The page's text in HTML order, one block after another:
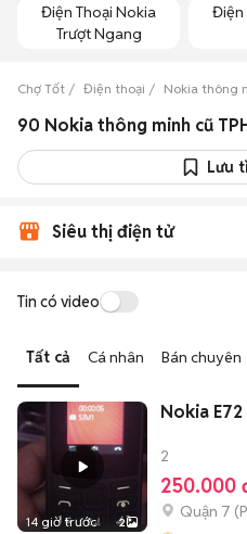
Điện Thoại Nokia
Trượt Ngang
Điện
Chợ Tốt Điện thoại Nokia thông
90 Nokia thông minh cũ
Lưu
Siêu thị điện tử
Tin có video
Tất cả Cá nhân Bán chuyên
14 giờ trước 2
Nokia
2
250.000
Quận 7 (